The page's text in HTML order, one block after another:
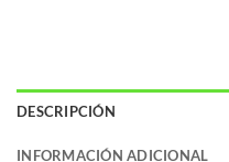
DESCRIPCIÓN
INFORMACIÓN ADICIONAL